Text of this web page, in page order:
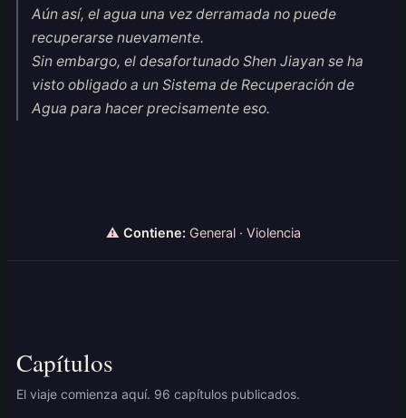
Aún así, el agua una vez derramada no puede
recuperarse nuevamente.
Sin embargo, el desafortunado Shen Jiayan se ha
visto obligado a un Sistema de Recuperación de
Agua para hacer precisamente eso.
⚠ Contiene: General · Violencia
Capítulos
El viaje comienza aquí. 96 capítulos publicados.